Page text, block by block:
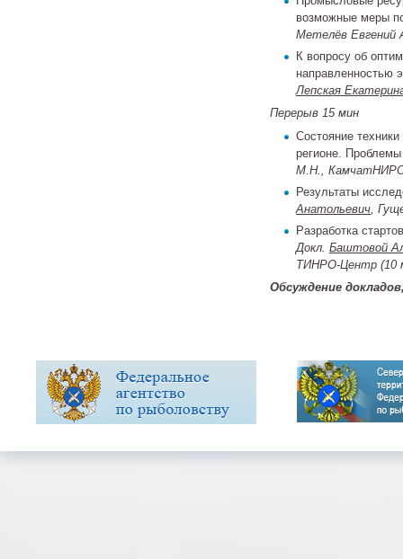
возможные меры
Метелёв Евгений
К вопросу об
направленностью
Лепская
Перерыв 15 мин
Состояние
регионе.
М.Н.,
Результаты
Анатольевич,
Разработка
Докл. Баштовой
ТИНРО-Центр (10
Обсуждение